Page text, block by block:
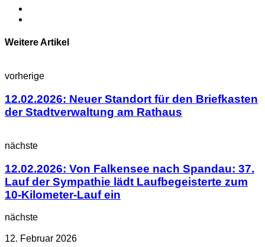
Weitere Artikel
vorherige
12.02.2026: Neuer Standort für den Briefkasten
der Stadtverwaltung am Rathaus
nächste
12.02.2026: Von Falkensee nach Spandau: 37.
Lauf der Sympathie lädt Laufbegeisterte zum
10-Kilometer-Lauf ein
nächste
12. Februar 2026